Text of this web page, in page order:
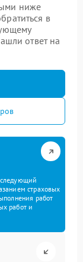
ниже
в
ответ на
страховых
работ
работ и